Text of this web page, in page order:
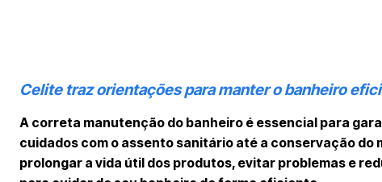
Celite traz orientações para manter o banheiro
A correta manutenção do banheiro é essencial para
cuidados com o assento sanitário até a conservação
prolongar a vida útil dos produtos, evitar problemas e